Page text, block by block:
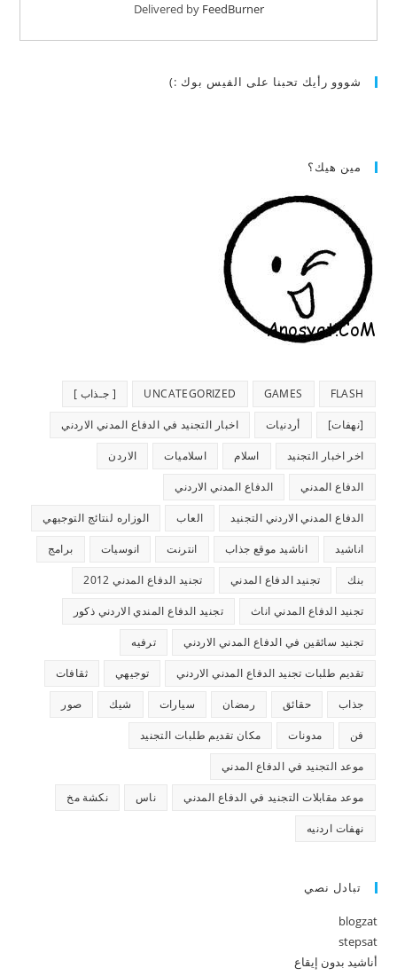
Delivered by FeedBurner
شووو رأيك تحبنا على الفيس بوك :)
مين هيك؟
FLASH
GAMES
UNCATEGORIZED [ جـذاب ]
[نهفات] أردنيات اخبار التجنيد في الدفاع المدني الاردني
اخر اخبار التجنيد اسلام اسلاميات الاردن
الدفاع المدني الدفاع المدني الاردني
الدفاع المدني الاردني التجنيد العاب الوزاره لنتائج التوجيهي
اناشيد اناشيد موقع جذاب انترنت انوسيات برامج
بنك تجنيد الدفاع المدني تجنيد الدفاع المدني 2012
تجنيد الدفاع المدني اناث تجنيد الدفاع المندي الاردني ذكور
تجنيد سائقين في الدفاع المدني الاردني ترفيه
تقديم طلبات تجنيد الدفاع المدني الاردني توجيهي ثقافات
جذاب حقائق رمضان سيارات شيك صور
فن مدونات مكان تقديم طلبات التجنيد
موعد التجنيد في الدفاع المدني
موعد مقابلات التجنيد في الدفاع المدني ناس نكشة مخ
نهفات اردنيه
تبادل نصي
blogzat
stepsat
أناشيد بدون إيقاع